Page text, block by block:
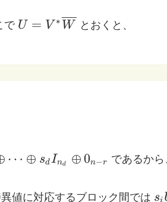
で U = V^*
U = V ∗ W とおくと、
⋯ ⊕ sdInd ⊕ 0n−r であるか
値に対応するブロック間では s